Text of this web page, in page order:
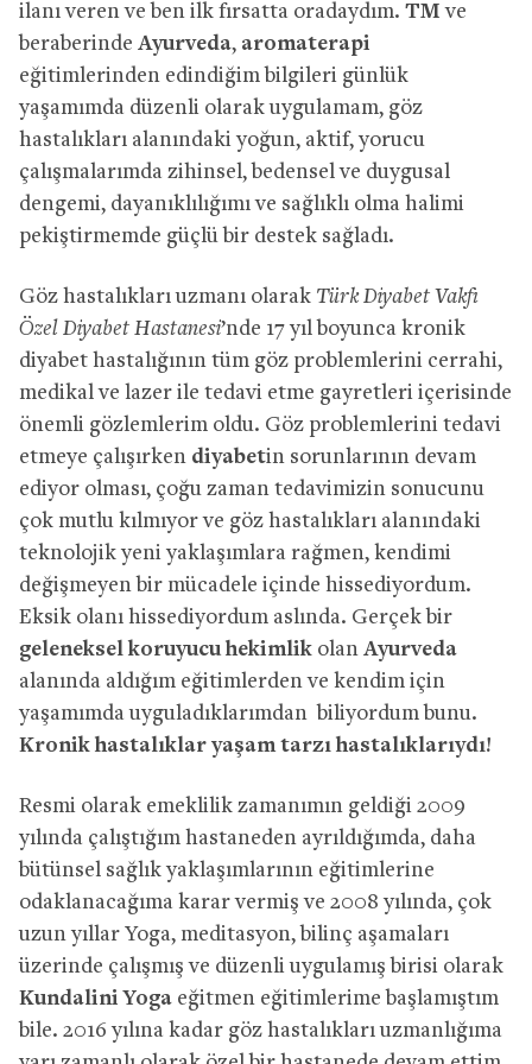
ilanı veren ve ben ilk fırsatta oradaydım. TM ve
beraberinde Ayurveda, aromaterapi
eğitimlerinden edindiğim bilgileri günlük
yaşamımda düzenli olarak uygulamam, göz
hastalıkları alanındaki yoğun, aktif, yorucu
çalışmalarımda zihinsel, bedensel ve duygusal
dengemi, dayanıklılığımı ve sağlıklı olma halimi
pekiştirmemde güçlü bir destek sağladı.
Göz hastalıkları uzmanı olarak Türk Diyabet Vakfı
Özel Diyabet Hastanesi’nde 17 yıl boyunca kronik
diyabet hastalığının tüm göz problemlerini cerrahi,
medikal ve lazer ile tedavi etme gayretleri içerisinde
önemli gözlemlerim oldu. Göz problemlerini tedavi
etmeye çalışırken diyabetin sorunlarının devam
ediyor olması, çoğu zaman tedavimizin sonucunu
çok mutlu kılmıyor ve göz hastalıkları alanındaki
teknolojik yeni yaklaşımlara rağmen, kendimi
değişmeyen bir mücadele içinde hissediyordum.
Eksik olanı hissediyordum aslında. Gerçek bir
geleneksel koruyucu hekimlik olan Ayurveda
alanında aldığım eğitimlerden ve kendim için
yaşamımda uyguladıklarımdan biliyordum bunu.
Kronik hastalıklar yaşam tarzı hastalıklarıydı!
Resmi olarak emeklilik zamanımın geldiği 2009
yılında çalıştığım hastaneden ayrıldığımda, daha
bütünsel sağlık yaklaşımlarının eğitimlerine
odaklanacağıma karar vermiş ve 2008 yılında, çok
uzun yıllar Yoga, meditasyon, bilinç aşamaları
üzerinde çalışmış ve düzenli uygulamış birisi olarak
Kundalini Yoga eğitmen eğitimlerime başlamıştım
bile. 2016 yılına kadar göz hastalıkları uzmanlığıma